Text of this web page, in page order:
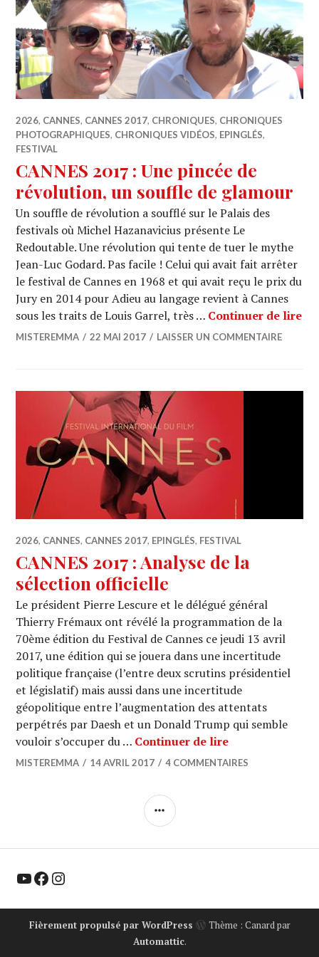
2026, CANNES, CANNES 2017, CHRONIQUES, CHRONIQUES
PHOTOGRAPHIQUES, CHRONIQUES VIDÉOS, EPINGLÉS,
FESTIVAL
CANNES 2017 : Une pincée de
révolution, un souffle de glamour
Un souffle de révolution a soufflé sur le Palais des
festivals où Michel Hazanavicius présente Le
Redoutable. Une révolution qui tente de tuer le mythe
Jean-Luc Godard. Pas facile ! Celui qui avait fait arrêter
le festival de Cannes en 1968 et qui avait reçu le prix du
Jury en 2014 pour Adieu au langage revient à Cannes
sous les traits de Louis Garrel, très … Continuer de lire
MISTEREMMA 22 MAI 2017 LAISSER UN COMMENTAIRE
2026, CANNES, CANNES 2017, EPINGLÉS, FESTIVAL
CANNES 2017 : Analyse de la
sélection officielle
Le président Pierre Lescure et le délégué général
Thierry Frémaux ont révélé la programmation de la
70ème édition du Festival de Cannes ce jeudi 13 avril
2017, une édition qui se jouera dans une incertitude
politique française (l’entre deux scrutins présidentiel
et législatif) mais aussi dans une incertitude
géopolitique entre l’augmentation des attentats
perpétrés par Daesh et un Donald Trump qui semble
vouloir s’occuper du … Continuer de lireCANNES 2017
MISTEREMMA 14 AVRIL 2017 4 COMMENTAIRES
COLONNE
YouTube Facebook Instagram
Fièrement propulsé par WordPress
Thème : Canard par
Automattic.